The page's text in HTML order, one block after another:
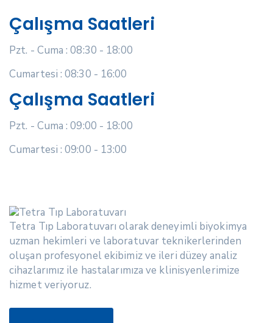
Çalışma Saatleri
Pzt. - Cuma : 08:30 - 18:00
Cumartesi : 08:30 - 16:00
Çalışma Saatleri
Pzt. - Cuma : 09:00 - 18:00
Cumartesi : 09:00 - 13:00
Tetra Tıp Laboratuvarı olarak deneyimli biyokimya
uzman hekimleri ve laboratuvar teknikerlerinden
oluşan profesyonel ekibimiz ve ileri düzey analiz
cihazlarımız ile hastalarımıza ve klinisyenlerimize
hizmet veriyoruz.